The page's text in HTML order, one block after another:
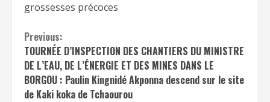
grossesses précoces
Continue
Reading
Previous:
TOURNÉE D’INSPECTION DES CHANTIERS DU MINISTRE
DE L’EAU, DE L’ÉNERGIE ET DES MINES DANS LE
BORGOU : Paulin Kingnidé Akponna descend sur le site
de Kaki koka de Tchaourou